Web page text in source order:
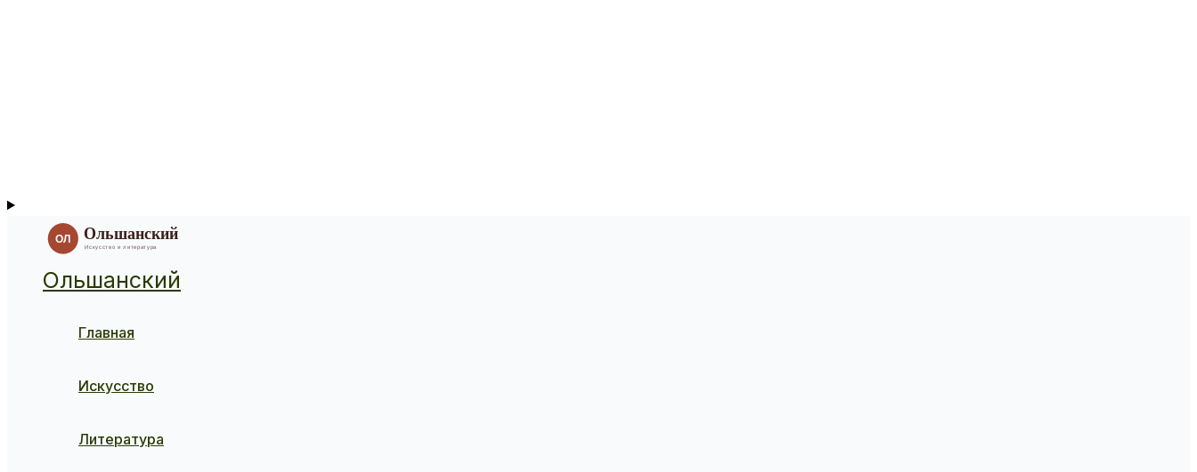
Ольшанский
Главная
Искусство
Литература